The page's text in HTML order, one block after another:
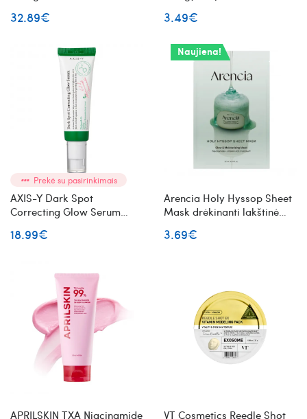
kremas su PDRN kompleksu
32.89€ 3.49€
Prekė su pasirinkimais
AXIS-Y Dark Spot
Correcting Glow Serum
serumas
18.99€
Naujiena!
Arencia Holy Hyssop Sheet
Mask drėkinanti lakštinė
3.69€
APRILSKIN TXA Niacinamide
VT Cosmetics Reedle Shot